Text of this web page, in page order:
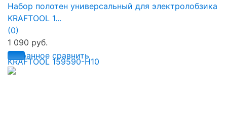
избранное сравнить
Набор полотен универсальный для электролобзика
KRAFTOOL 1...
(0)
1 090 руб.